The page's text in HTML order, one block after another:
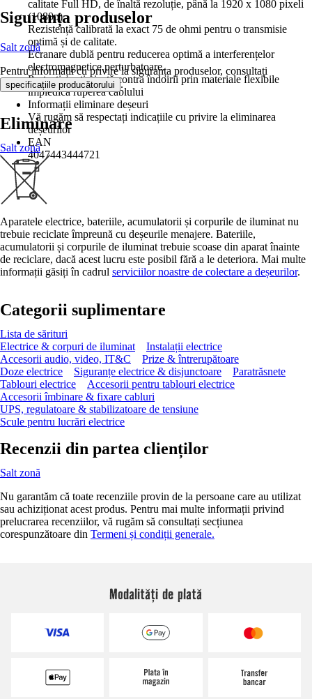
calitate Full HD, de înaltă rezoluție, până la 1920 x 1080 pixeli
(1080p)
Rezistență calibrată la exact 75 de ohmi pentru o transmisie
optimă și de calitate.
Ecranare dublă pentru reducerea optimă a interferențelor
electromagnetice perturbatoare.
Protecția optimizată contra îndoirii prin materiale flexibile
împiedică ruperea cablului
Informații eliminare deșeuri
Vă rugăm să respectați indicațiile cu privire la eliminarea
deșeurilor
EAN
4047443444721
Siguranța produselor
Salt zonă
Pentru informații cu privire la siguranța produselor, consultați
specificațiile producătorului .
Eliminare
Salt zonă
Aparatele electrice, bateriile, acumulatorii și corpurile de iluminat nu
trebuie reciclate împreună cu deșeurile menajere. Bateriile,
acumulatorii și corpurile de iluminat trebuie scoase din aparat înainte
de reciclare, dacă acest lucru este posibil fără a le deteriora. Mai multe
informații găsiți în cadrul serviciilor noastre de colectare a deșeurilor.
Categorii suplimentare
Lista de sărituri
Electrice & corpuri de iluminat
Instalații electrice
Accesorii audio, video, IT&C
Prize & întrerupătoare
Doze electrice
Siguranțe electrice & disjunctoare
Paratrăsnete
Tablouri electrice
Accesorii pentru tablouri electrice
Accesorii îmbinare & fixare cabluri
UPS, regulatoare & stabilizatoare de tensiune
Scule pentru lucrări electrice
Recenzii din partea clienților
Salt zonă
Nu garantăm că toate recenziile provin de la persoane care au utilizat
sau achiziționat acest produs. Pentru mai multe informații privind
prelucrarea recenziilor, vă rugăm să consultați secțiunea
corespunzătoare din Termeni și condiții generale.
Modalități de plată